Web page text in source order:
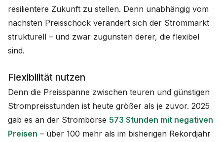
resilientere Zukunft zu stellen. Denn unabhängig vom
nächsten Preisschock verändert sich der Strommarkt
strukturell – und zwar zugunsten derer, die flexibel
sind.
Flexibilität nutzen
Denn die Preisspanne zwischen teuren und günstigen
Strompreisstunden ist heute größer als je zuvor. 2025
gab es an der Strombörse 573 Stunden mit negativen
Preisen – über 100 mehr als im bisherigen Rekordjahr